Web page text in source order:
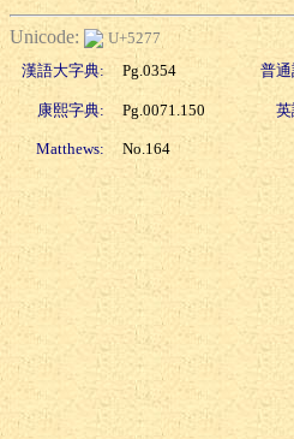
Unicode:
U+5277
漢語大字典:
Pg.0354 普
康熙字典: Pg.0071.150
Matthews: No.164